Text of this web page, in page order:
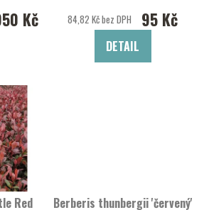
Kč 84,82 Kč bez DPH 95 Kč
DETAIL
Red
Berberis thunbergii 'červený'